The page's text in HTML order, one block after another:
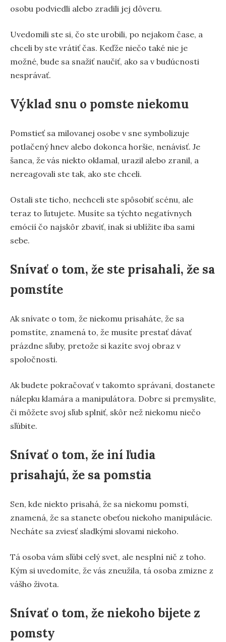
osobu podviedli alebo zradili jej dôveru.
Uvedomili ste si, čo ste urobili, po nejakom čase, a
chceli by ste vrátiť čas. Keďže niečo také nie je
možné, bude sa snažiť naučiť, ako sa v budúcnosti
nesprávať.
Výklad snu o pomste niekomu
Pomstieť sa milovanej osobe v sne symbolizuje
potlačený hnev alebo dokonca horšie, nenávisť. Je
šanca, že vás niekto oklamal, urazil alebo zranil, a
nereagovali ste tak, ako ste chceli.
Ostali ste ticho, nechceli ste spôsobiť scénu, ale
teraz to ľutujete. Musíte sa týchto negatívnych
emócií čo najskôr zbaviť, inak si ublížite iba sami
sebe.
Snívať o tom, že ste prisahali, že sa
pomstíte
Ak snívate o tom, že niekomu prisaháte, že sa
pomstíte, znamená to, že musíte prestať dávať
prázdne sľuby, pretože si kazíte svoj obraz v
spoločnosti.
Ak budete pokračovať v takomto správaní, dostanete
nálepku klamára a manipulátora. Dobre si premyslite,
či môžete svoj sľub splniť, skôr než niekomu niečo
sľúbite.
Snívať o tom, že iní ľudia
prisahajú, že sa pomstia
Sen, kde niekto prisahá, že sa niekomu pomstí,
znamená, že sa stanete obeťou niekoho manipulácie.
Necháte sa zviesť sladkými slovami niekoho.
Tá osoba vám sľúbi celý svet, ale nesplní nič z toho.
Kým si uvedomíte, že vás zneužila, tá osoba zmizne z
vášho života.
Snívať o tom, že niekoho bijete z
pomsty